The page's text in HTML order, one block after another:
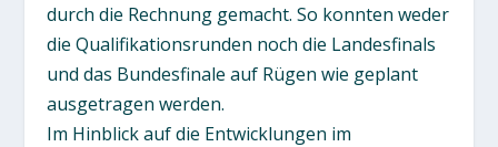
durch die Rechnung gemacht. So konnten weder
die Qualifikationsrunden noch die Landesfinals
und das Bundesfinale auf Rügen wie geplant
ausgetragen werden.
Im Hinblick auf die Entwicklungen im